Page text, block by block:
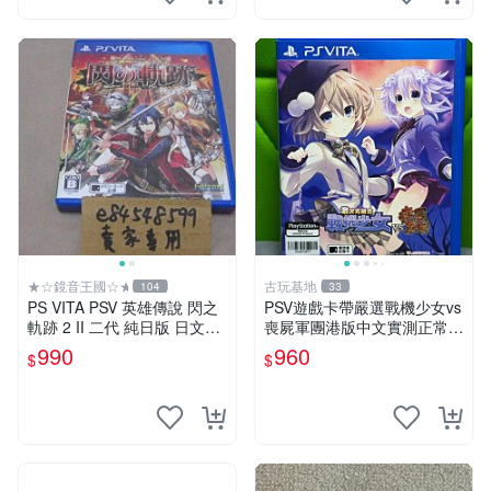
★☆鏡音王國☆★ 104
PS VITA PSV 英雄傳說 閃之
軌跡 2 II 二代 純日版 日文版
二手良品 FALCOM 閃の軌跡
閃軌2
$990
古玩基地 33
PSV遊戲卡帶嚴選戰機少女vs
喪屍軍團港版中文實測正常運
行即發 戰機少女 傳說 再戰
$960